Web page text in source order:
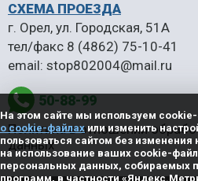
50-88-99
СХЕМА ПРОЕЗДА
г. Орел, ул. Городская, 51А
тел/факс 8 (4862) 75-10-41
email: stop802004@mail.ru
Политика в отношении
данных
На этом сайте мы используем
о cookie-файлахили изменить
пользоваться сайтом без изменения
на использование ваших cookie-
персональных данных, собираемых
программ, в частности